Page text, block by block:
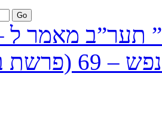
תער”ב מאמר ל
בא תשע”ב)